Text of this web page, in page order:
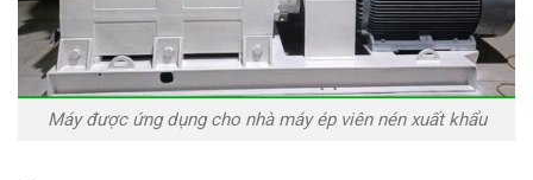
Máy được ứng dụng cho nhà máy ép viên nén xuất khẩu